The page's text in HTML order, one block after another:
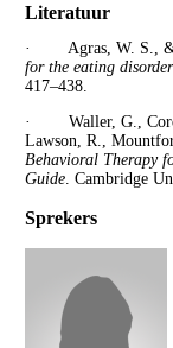
Literatuur
· Agras, W. S., &
for the eating
417–438.
· Waller, G.,
Lawson, R.,
Behavioral Therapy
Guide. Cambridge
Sprekers